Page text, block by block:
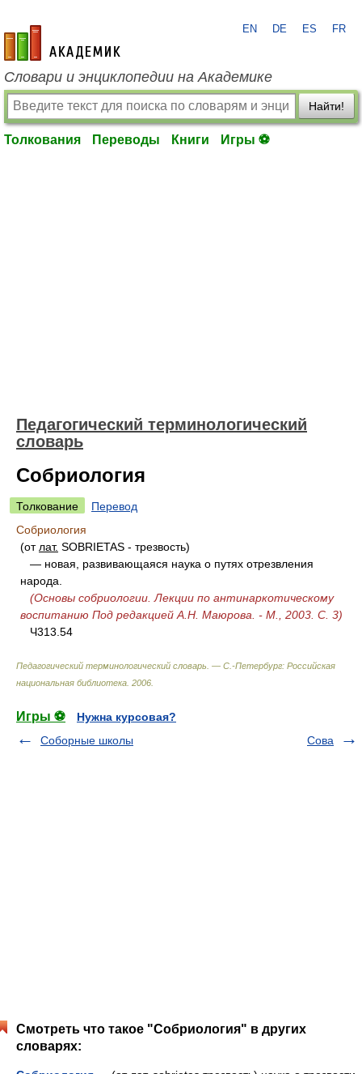
academic.ru
EN DE ES FR
Словари и энциклопедии на Академике
Найти!
Толкования Переводы Книги Игры ⚽
Педагогический терминологический
словарь
Собриология
Толкование
Перевод
Собриология
(от лат. SOBRIETAS - трезвость)
— новая, развивающаяся наука о путях отрезвления
народа.
(Основы собриологии. Лекции по антинаркотическому
воспитанию Под редакцией А.Н. Маюрова. - М., 2003. С. 3)
Ч313.54
Педагогический терминологический словарь. — С.-Петербург: Российская
национальная библиотека 2006
Игры ⚽
Нужна курсовая?
Соборные школы
Сова
Смотреть что такое "Собриология" в других
словарях: